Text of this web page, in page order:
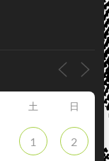
土 日
1 2